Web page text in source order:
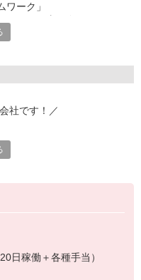
ーク」
が、
らスタートし、
感じです。
社です！／
日稼働＋各種手当）